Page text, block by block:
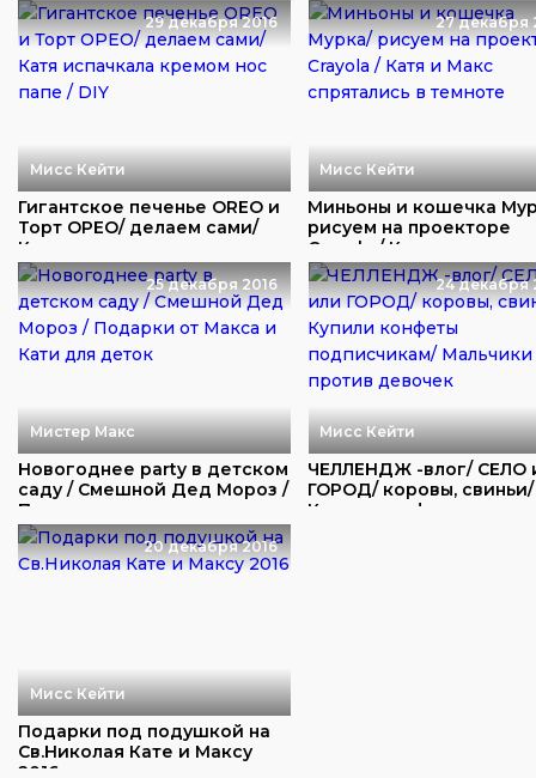
29 декабря 2016
Мисс Кейти
Гигантское печенье OREO и
Торт ОРЕО/ делаем сами/
Катя испач...
27 декабря
Мисс Кейти
Миньоны и кошечка
рисуем на проекторе
Crayola / Катя ...
25 декабря 2016
Мистер Макс
Новогоднее party в детском
саду / Смешной Дед Мороз /
Подарк...
24 декабря
Мисс Кейти
ЧЕЛЛЕНДЖ -влог/ СЕЛО
ГОРОД/ коровы, свиньи/
Купили конфе...
20 декабря 2016
Мисс Кейти
Подарки под подушкой на
Св.Николая Кате и Максу
2016